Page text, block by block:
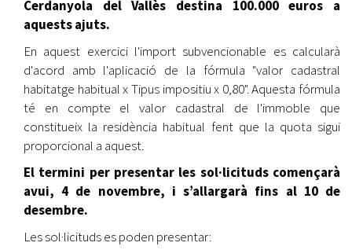
Cerdanyola del Vallès destina 100.000 euros a
aquests ajuts.
En aquest exercici l'import subvencionable es calcularà
d'acord amb l'aplicació de la fórmula "valor cadastral
habitatge habitual x Tipus impositiu x 0,80". Aquesta fórmula
té en compte el valor cadastral de l'immoble que
constitueix la residència habitual fent que la quota sigui
proporcional a aquest.
El termini per presentar les sol·licituds començarà
avui, 4 de novembre, i s’allargarà fins al 10 de
desembre.
Les sol·licituds es poden presentar: